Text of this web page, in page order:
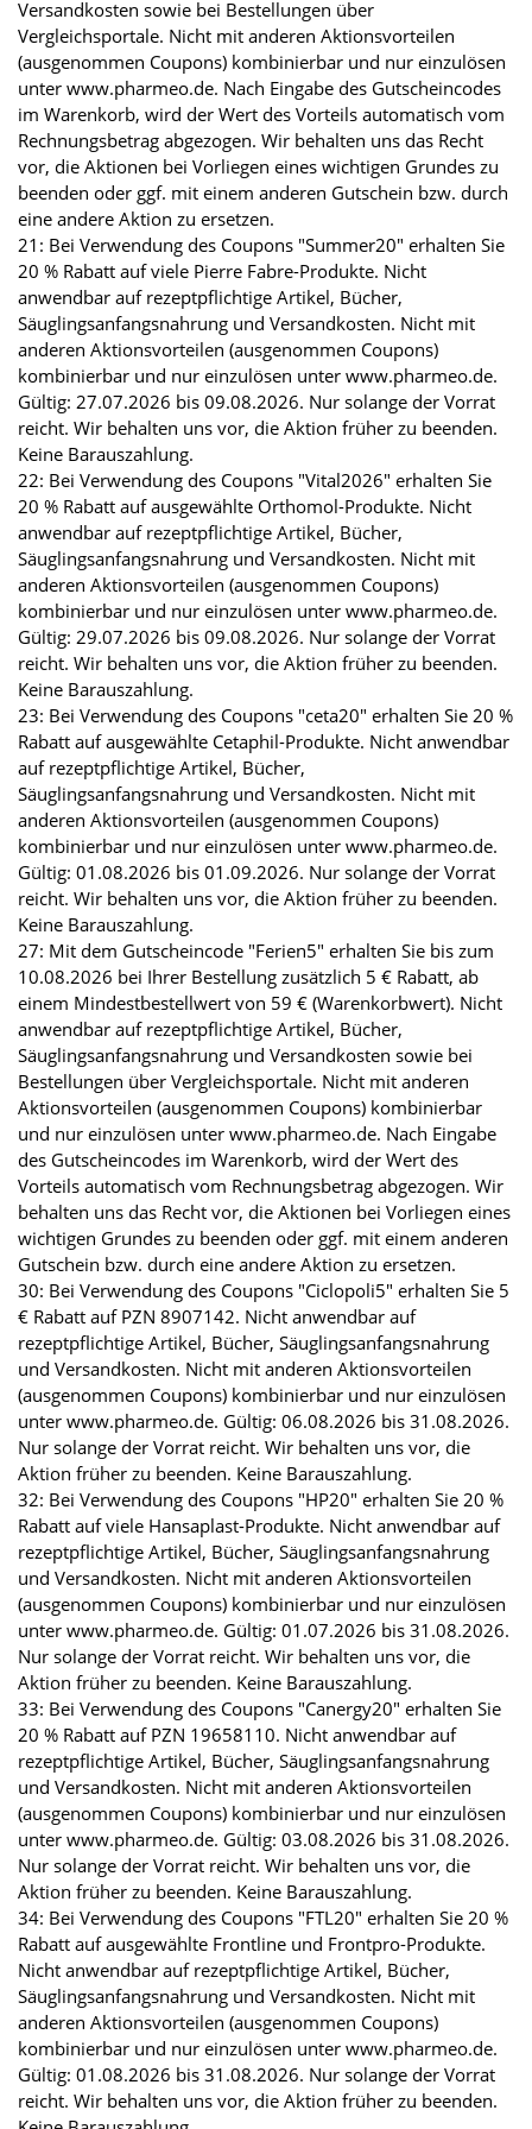
Versandkosten sowie bei Bestellungen über
Vergleichsportale. Nicht mit anderen Aktionsvorteilen
(ausgenommen Coupons) kombinierbar und nur einzulösen
unter www.pharmeo.de. Nach Eingabe des Gutscheincodes
im Warenkorb, wird der Wert des Vorteils automatisch vom
Rechnungsbetrag abgezogen. Wir behalten uns das Recht
vor, die Aktionen bei Vorliegen eines wichtigen Grundes zu
beenden oder ggf. mit einem anderen Gutschein bzw. durch
eine andere Aktion zu ersetzen.
21: Bei Verwendung des Coupons "Summer20" erhalten Sie
20 % Rabatt auf viele Pierre Fabre-Produkte. Nicht
anwendbar auf rezeptpflichtige Artikel, Bücher,
Säuglingsanfangsnahrung und Versandkosten. Nicht mit
anderen Aktionsvorteilen (ausgenommen Coupons)
kombinierbar und nur einzulösen unter www.pharmeo.de.
Gültig: 27.07.2026 bis 09.08.2026. Nur solange der Vorrat
reicht. Wir behalten uns vor, die Aktion früher zu beenden.
Keine Barauszahlung.
22: Bei Verwendung des Coupons "Vital2026" erhalten Sie
20 % Rabatt auf ausgewählte Orthomol-Produkte. Nicht
anwendbar auf rezeptpflichtige Artikel, Bücher,
Säuglingsanfangsnahrung und Versandkosten. Nicht mit
anderen Aktionsvorteilen (ausgenommen Coupons)
kombinierbar und nur einzulösen unter www.pharmeo.de.
Gültig: 29.07.2026 bis 09.08.2026. Nur solange der Vorrat
reicht. Wir behalten uns vor, die Aktion früher zu beenden.
Keine Barauszahlung.
23: Bei Verwendung des Coupons "ceta20" erhalten Sie 20 %
Rabatt auf ausgewählte Cetaphil-Produkte. Nicht anwendbar
auf rezeptpflichtige Artikel, Bücher,
Säuglingsanfangsnahrung und Versandkosten. Nicht mit
anderen Aktionsvorteilen (ausgenommen Coupons)
kombinierbar und nur einzulösen unter www.pharmeo.de.
Gültig: 01.08.2026 bis 01.09.2026. Nur solange der Vorrat
reicht. Wir behalten uns vor, die Aktion früher zu beenden.
Keine Barauszahlung.
27: Mit dem Gutscheincode "Ferien5" erhalten Sie bis zum
10.08.2026 bei Ihrer Bestellung zusätzlich 5 € Rabatt, ab
einem Mindestbestellwert von 59 € (Warenkorbwert). Nicht
anwendbar auf rezeptpflichtige Artikel, Bücher,
Säuglingsanfangsnahrung und Versandkosten sowie bei
Bestellungen über Vergleichsportale. Nicht mit anderen
Aktionsvorteilen (ausgenommen Coupons) kombinierbar
und nur einzulösen unter www.pharmeo.de. Nach Eingabe
des Gutscheincodes im Warenkorb, wird der Wert des
Vorteils automatisch vom Rechnungsbetrag abgezogen. Wir
behalten uns das Recht vor, die Aktionen bei Vorliegen eines
wichtigen Grundes zu beenden oder ggf. mit einem anderen
Gutschein bzw. durch eine andere Aktion zu ersetzen.
30: Bei Verwendung des Coupons "Ciclopoli5" erhalten Sie 5
€ Rabatt auf PZN 8907142. Nicht anwendbar auf
rezeptpflichtige Artikel, Bücher, Säuglingsanfangsnahrung
und Versandkosten. Nicht mit anderen Aktionsvorteilen
(ausgenommen Coupons) kombinierbar und nur einzulösen
unter www.pharmeo.de. Gültig: 06.08.2026 bis 31.08.2026.
Nur solange der Vorrat reicht. Wir behalten uns vor, die
Aktion früher zu beenden. Keine Barauszahlung.
32: Bei Verwendung des Coupons "HP20" erhalten Sie 20 %
Rabatt auf viele Hansaplast-Produkte. Nicht anwendbar auf
rezeptpflichtige Artikel, Bücher, Säuglingsanfangsnahrung
und Versandkosten. Nicht mit anderen Aktionsvorteilen
(ausgenommen Coupons) kombinierbar und nur einzulösen
unter www.pharmeo.de. Gültig: 01.07.2026 bis 31.08.2026.
Nur solange der Vorrat reicht. Wir behalten uns vor, die
Aktion früher zu beenden. Keine Barauszahlung.
33: Bei Verwendung des Coupons "Canergy20" erhalten Sie
20 % Rabatt auf PZN 19658110. Nicht anwendbar auf
rezeptpflichtige Artikel, Bücher, Säuglingsanfangsnahrung
und Versandkosten. Nicht mit anderen Aktionsvorteilen
(ausgenommen Coupons) kombinierbar und nur einzulösen
unter www.pharmeo.de. Gültig: 03.08.2026 bis 31.08.2026.
Nur solange der Vorrat reicht. Wir behalten uns vor, die
Aktion früher zu beenden. Keine Barauszahlung.
34: Bei Verwendung des Coupons "FTL20" erhalten Sie 20 %
Rabatt auf ausgewählte Frontline und Frontpro-Produkte.
Nicht anwendbar auf rezeptpflichtige Artikel, Bücher,
Säuglingsanfangsnahrung und Versandkosten. Nicht mit
anderen Aktionsvorteilen (ausgenommen Coupons)
kombinierbar und nur einzulösen unter www.pharmeo.de.
Gültig: 01.08.2026 bis 31.08.2026. Nur solange der Vorrat
reicht. Wir behalten uns vor, die Aktion früher zu beenden.